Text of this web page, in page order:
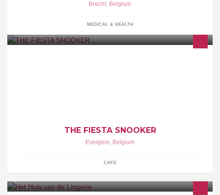
Brecht, Belgium
MEDICAL & HEALTH
THE FIESTA SNOOKER
Evergem, Belgium
CAFE